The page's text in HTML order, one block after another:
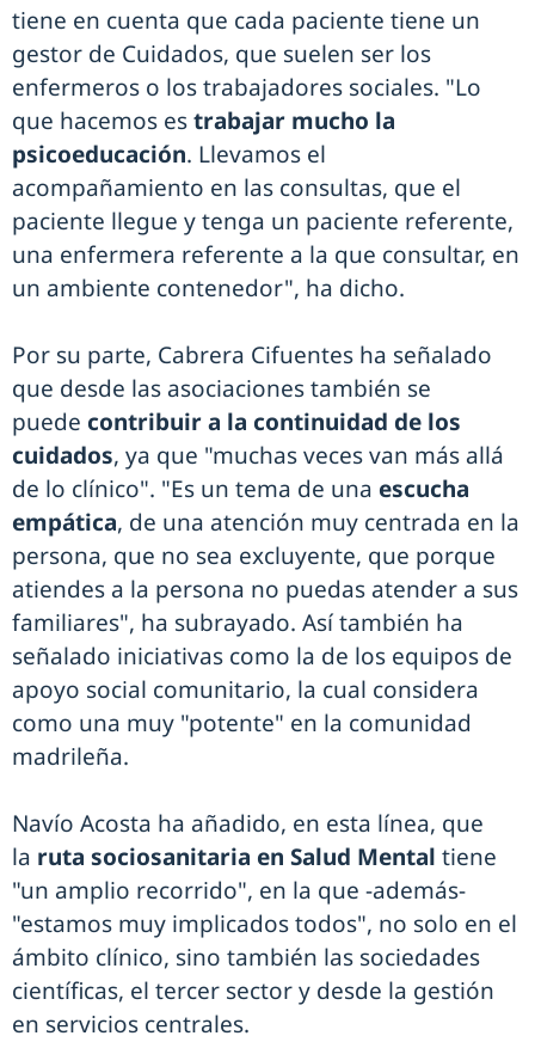
tiene en cuenta que cada paciente tiene un
gestor de Cuidados, que suelen ser los
enfermeros o los trabajadores sociales. "Lo
que hacemos estrabajar mucho la
psicoeducación. Llevamos el
acompañamiento en las consultas, que el
paciente llegue y tenga un paciente referente,
una enfermera referente a la que consultar, en
un ambiente contenedor", ha dicho.
Por su parte, Cabrera Cifuentes ha señalado
que desde las asociaciones también se
puede contribuir a la continuidad de los
cuidados, ya que "muchas veces van más allá
de lo clínico". "Es un tema de una escucha
empática, de una atención muy centrada en la
persona, que no sea excluyente, que porque
atiendes a la persona no puedas atender a sus
familiares", ha subrayado. Así también ha
señalado iniciativas como la de los equipos de
apoyo social comunitario, la cual considera
como una muy "potente" en la comunidad
madrileña.
Navío Acosta ha añadido, en esta línea, que
la ruta sociosanitaria en Salud Mental tiene
"un amplio recorrido", en la que -además-
"estamos muy implicados todos", no solo en el
ámbito clínico, sino también las sociedades
científicas, el tercer sector y desde la gestión
en servicios centrales.